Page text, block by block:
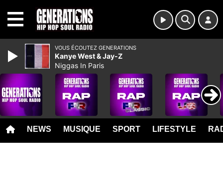
NEWS MUSIQUE SPORT LIFESTYLE
VOUS ÉCOUTEZ GENERATIONS
Kanye West & Jay-Z
Niggas In Paris